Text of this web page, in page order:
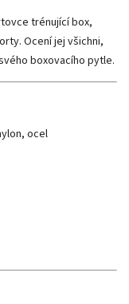
trénující box,
Ocení jej všichni,
boxovacího pytle.
ocel